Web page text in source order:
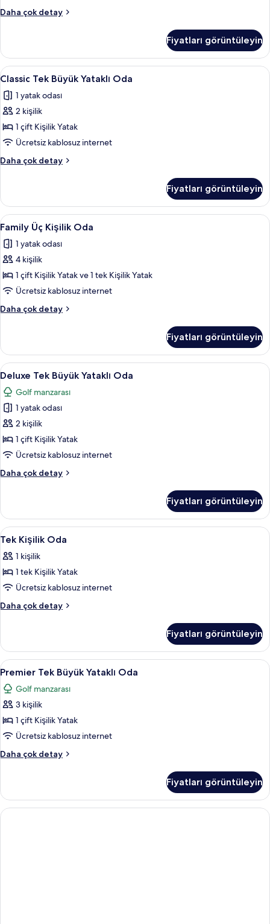
görün
Daha çok detay
Superior
Oda
hakkında
daha
detay
Fiyatları görüntüleyin
Classic
Tek
Büyük
Yataklı
Oda
için
tüm
fotoğrafları
Classic Tek Büyük Yataklı Oda |
6
Classic Tek Büyük Yataklı Oda
1 yatak odası
2 kişilik
1 çift Kişilik Yatak
Ücretsiz kablosuz internet
Daha çok detay
Classic
Oda
hakkında
daha
detay
Fiyatları görüntüleyin
Family
Üç
Kişilik
Oda
için
tüm
fotoğrafları
görün
Odada kasa, masa, ütü/ütü masası,
3
Family Üç Kişilik Oda
1 yatak odası
4 kişilik
1 çift Kişilik Yatak ve 1 tek Kişilik Yatak
Ücretsiz kablosuz internet
Daha çok detay
Family
hakkında
daha
fazla
detay
Fiyatları görüntüleyin
Deluxe
Tek
Büyük
Yataklı
Oda
için
tüm
görün
Odada kasa, masa, ütü/ütü masası,
4
Deluxe Tek Büyük Yataklı Oda
Golf manzarası
1 yatak odası
2 kişilik
1 çift Kişilik Yatak
Ücretsiz kablosuz internet
Daha çok detay
Deluxe
Oda
hakkında
daha
detay
Fiyatları görüntüleyin
Tek
Kişilik
Oda
için
tüm
fotoğrafları
Tek Kişilik Oda | Odada kasa, masa,
2
Tek Kişilik Oda
1 kişilik
1 tek Kişilik Yatak
Ücretsiz kablosuz internet
Daha çok detay
Tek
daha
fazla
detay
Fiyatları görüntüleyin
Premier
Tek
Büyük
Yataklı
Oda
için
tüm
fotoğrafları
Premier Tek Büyük Yataklı Oda |
3
Premier Tek Büyük Yataklı Oda
Golf manzarası
3 kişilik
1 çift Kişilik Yatak
Ücretsiz kablosuz internet
Daha çok detay
Premier
Oda
hakkında
daha
Fiyatları görüntüleyin